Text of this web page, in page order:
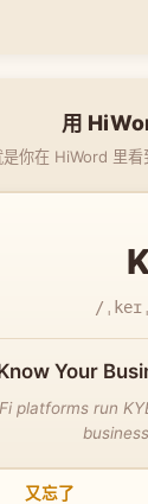
用
是你在 HiWord 里
/
Your
platforms run
又忘了